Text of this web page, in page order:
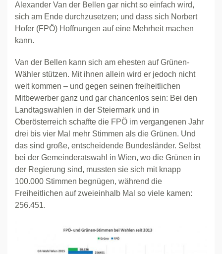
Alexander Van der Bellen gar nicht so einfach wird,
sich am Ende durchzusetzen; und dass sich Norbert
Hofer (FPÖ) Hoffnungen auf eine Mehrheit machen
kann.
Van der Bellen kann sich am ehesten auf Grünen-
Wähler stützen. Mit ihnen allein wird er jedoch nicht
weit kommen – und gegen seinen freiheitlichen
Mitbewerber ganz und gar chancenlos sein: Bei den
Landtagswahlen in der Steiermark und in
Oberösterreich schaffte die FPÖ im vergangenen Jahr
drei bis vier Mal mehr Stimmen als die Grünen. Und
das sind große, entscheidende Bundesländer. Selbst
bei der Gemeinderatswahl in Wien, wo die Grünen in
der Regierung sind, mussten sie sich mit knapp
100.000 Stimmen begnügen, während die
Freiheitlichen auf zweieinhalb Mal so viele kamen:
256.451.